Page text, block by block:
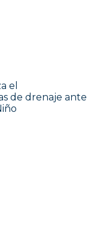
el
de drenaje ante